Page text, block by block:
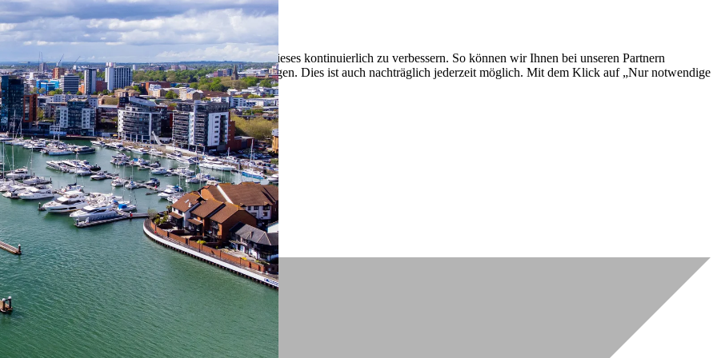
verbessertes Nutzungserlebnis zu servieren und dieses kontinuierlich zu verbessern. So können wir Ihnen bei unseren Partnern
können Sie Ihre persönlichen Präferenzen festlegen. Dies ist auch nachträglich jederzeit möglich. Mit dem Klick auf „Nur notwendige